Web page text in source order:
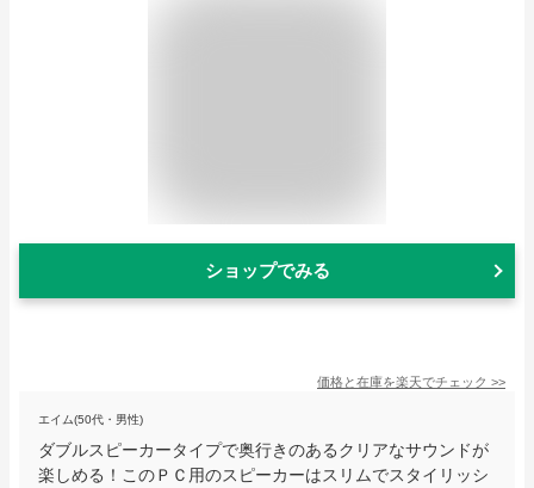
ショップでみる
価格と在庫を楽天でチェック >>
エイム(50代・男性)
ダブルスピーカータイプで奥行きのあるクリアなサウンドが
楽しめる！このＰＣ用のスピーカーはスリムでスタイリッシ